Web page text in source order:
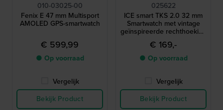
010-03025-00
Fenix E 47 mm Multisport
AMOLED GPS-smartwatch
€ 599,99
● Op voorraad
Vergelijk
Bekijk Product
025622
ICE smart TKS 2.0 32 mm
Smartwatch met vintage
geïnspireerde rechthoekige
kast en 1,41" Amoled
touchscreen
€ 169,-
● Op voorraad
Vergelijk
Bekijk Product